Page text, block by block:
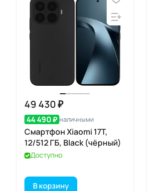
49 430 ₽
44 490 ₽ наличными
Смартфон Xiaomi 17T,
12/512 ГБ, Black (чёрный)
Доступно
В корзину